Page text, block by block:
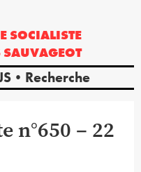
SOCIALISTE
SAUVAGEOT
Recherche
n°650 – 22